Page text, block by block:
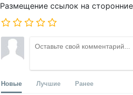
Размещение ссылок на
Новые Лучшие Ранее